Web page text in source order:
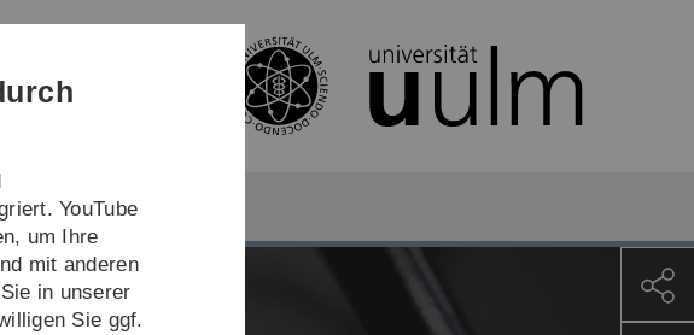
YouTube
um Ihre
mit anderen
in unserer
Sie ggf.